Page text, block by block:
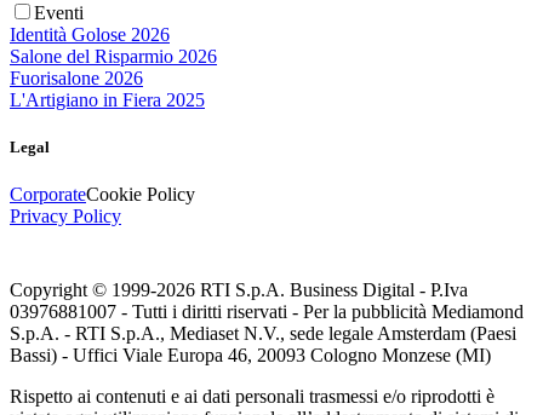
Eventi
Identità Golose 2026
Salone del Risparmio 2026
Fuorisalone 2026
L'Artigiano in Fiera 2025
Legal
CorporateCookie Policy
Privacy Policy
Copyright © 1999-2026 RTI S.p.A. Business Digital - P.Iva
03976881007 - Tutti i diritti riservati - Per la pubblicità Mediamond
S.p.A. - RTI S.p.A., Mediaset N.V., sede legale Amsterdam (Paesi
Bassi) - Uffici Viale Europa 46, 20093 Cologno Monzese (MI)
Rispetto ai contenuti e ai dati personali trasmessi e/o riprodotti è